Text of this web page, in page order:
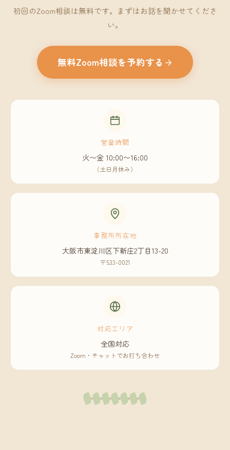
初回のZoom相談は無料です。まずはお話を聞かせてくださ
い。
無料Zoom相談を予約する
営業時間
火〜金 10:00〜16:00
（土日月休み）
事務所所在地
大阪市東淀川区下新庄2丁目13-20
〒533-0021
対応エリア
全国対応
Zoom・チャットでお打ち合わせ